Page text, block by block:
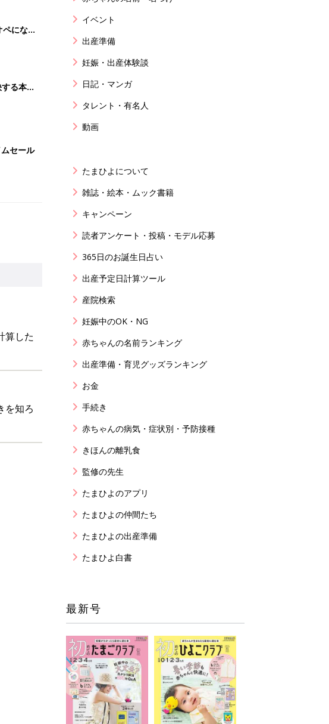
になる
ってい
る本
～2才
セール
算した
を知ろ
イベント
出産準備
妊娠・出産体験談
日記・マンガ
タレント・有名人
動画
たまひよについて
雑誌・絵本・ムック書籍
キャンペーン
読者アンケート・投稿・モデル応募
365日のお誕生日占い
出産予定日計算ツール
産院検索
妊娠中のOK・NG
赤ちゃんの名前ランキング
出産準備・育児グッズランキング
お金
手続き
赤ちゃんの病気・症状別・予防接種
きほんの離乳食
監修の先生
たまひよのアプリ
たまひよの仲間たち
たまひよの出産準備
たまひよ白書
最新号